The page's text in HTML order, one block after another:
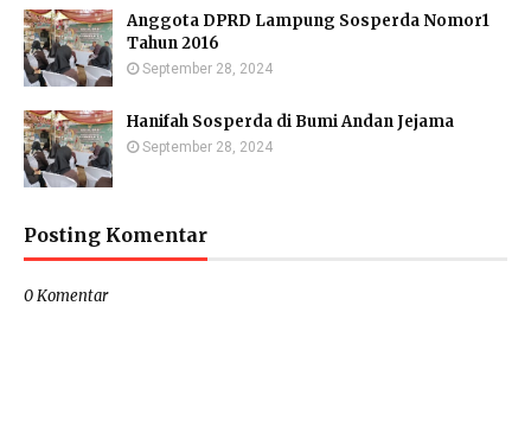
Anggota DPRD Lampung Sosperda Nomor1
Tahun 2016
September 28, 2024
Hanifah Sosperda di Bumi Andan Jejama
September 28, 2024
Posting Komentar
0 Komentar